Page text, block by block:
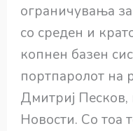
ограничувања
со среден и
копнен базен
портпаролот на
Дмитриј
Новости. Со тоа